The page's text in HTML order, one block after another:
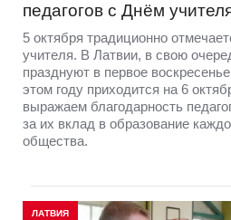
педагогов с Днём
5 октября традиционно
учителя. В Латвии, в свою
празднуют в первое
этом году приходится на 6
выражаем благодарность
за их вклад в образование
общества.
ЛАТВИЯ